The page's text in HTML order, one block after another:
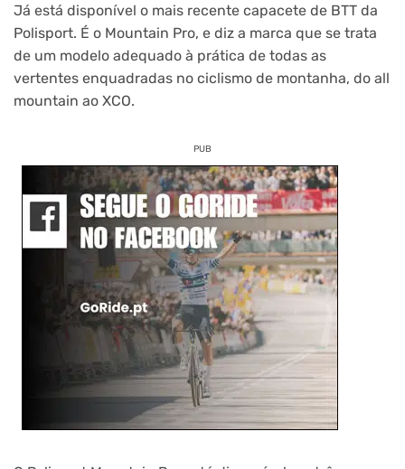
Já está disponível o mais recente capacete de BTT da
Polisport. É o Mountain Pro, e diz a marca que se trata
de um modelo adequado à prática de todas as
vertentes enquadradas no ciclismo de montanha, do all
mountain ao XCO.
PUB